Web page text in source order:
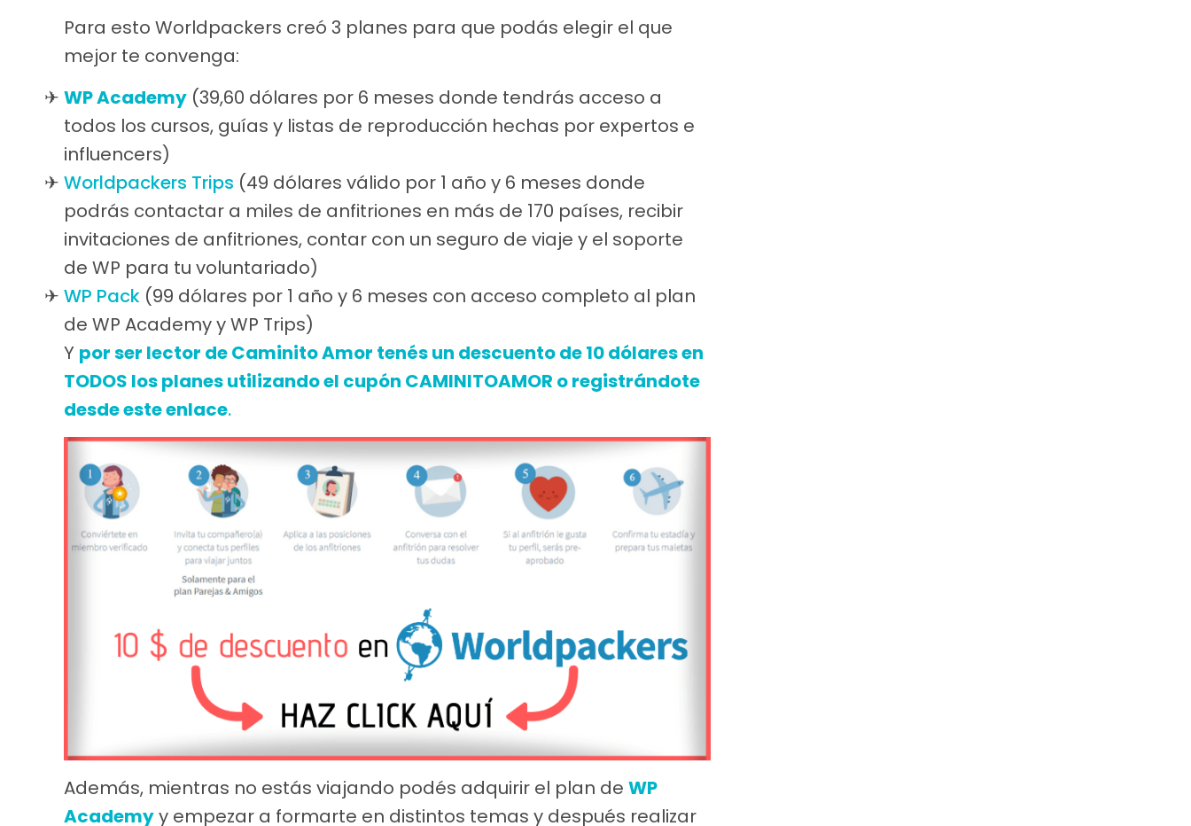
Para esto Worldpackers creó 3 planes para que podás elegir el que
mejor te convenga:
WP Academy (39,60 dólares por 6 meses donde tendrás acceso a
todos los cursos, guías y listas de reproducción hechas por expertos e
influencers)
Worldpackers Trips (49 dólares válido por 1 año y 6 meses donde
podrás contactar a miles de anfitriones en más de 170 países, recibir
invitaciones de anfitriones, contar con un seguro de viaje y el soporte
de WP para tu voluntariado)
WP Pack (99 dólares por 1 año y 6 meses con acceso completo al plan
de WP Academy y WP Trips)
Y por ser lector de Caminito Amor tenés un descuento de 10 dólares en
TODOS los planes utilizando el cupón CAMINITOAMOR o registrándote
desde este enlace.
Además, mientras no estás viajando podés adquirir el plan de WP
Academyy empezar a formarte en distintos temas y después realizar